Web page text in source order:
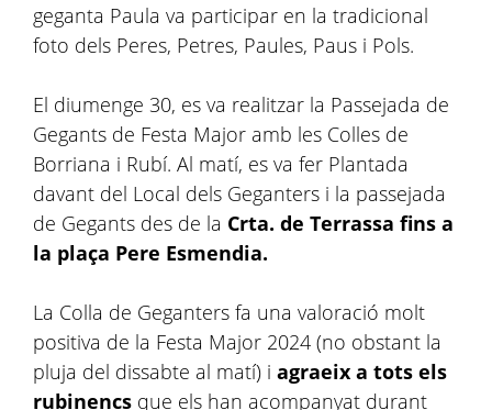
geganta Paula va participar en la tradicional
foto dels Peres, Petres, Paules, Paus i Pols.
El diumenge 30, es va realitzar la Passejada de
Gegants de Festa Major amb les Colles de
Borriana i Rubí. Al matí, es va fer Plantada
davant del Local dels Geganters i la passejada
de Gegants des de la Crta. de Terrassa fins a
la plaça Pere Esmendia.
La Colla de Geganters fa una valoració molt
positiva de la Festa Major 2024 (no obstant la
pluja del dissabte al matí) i agraeix a tots els
rubinencs que els han acompanyat durant